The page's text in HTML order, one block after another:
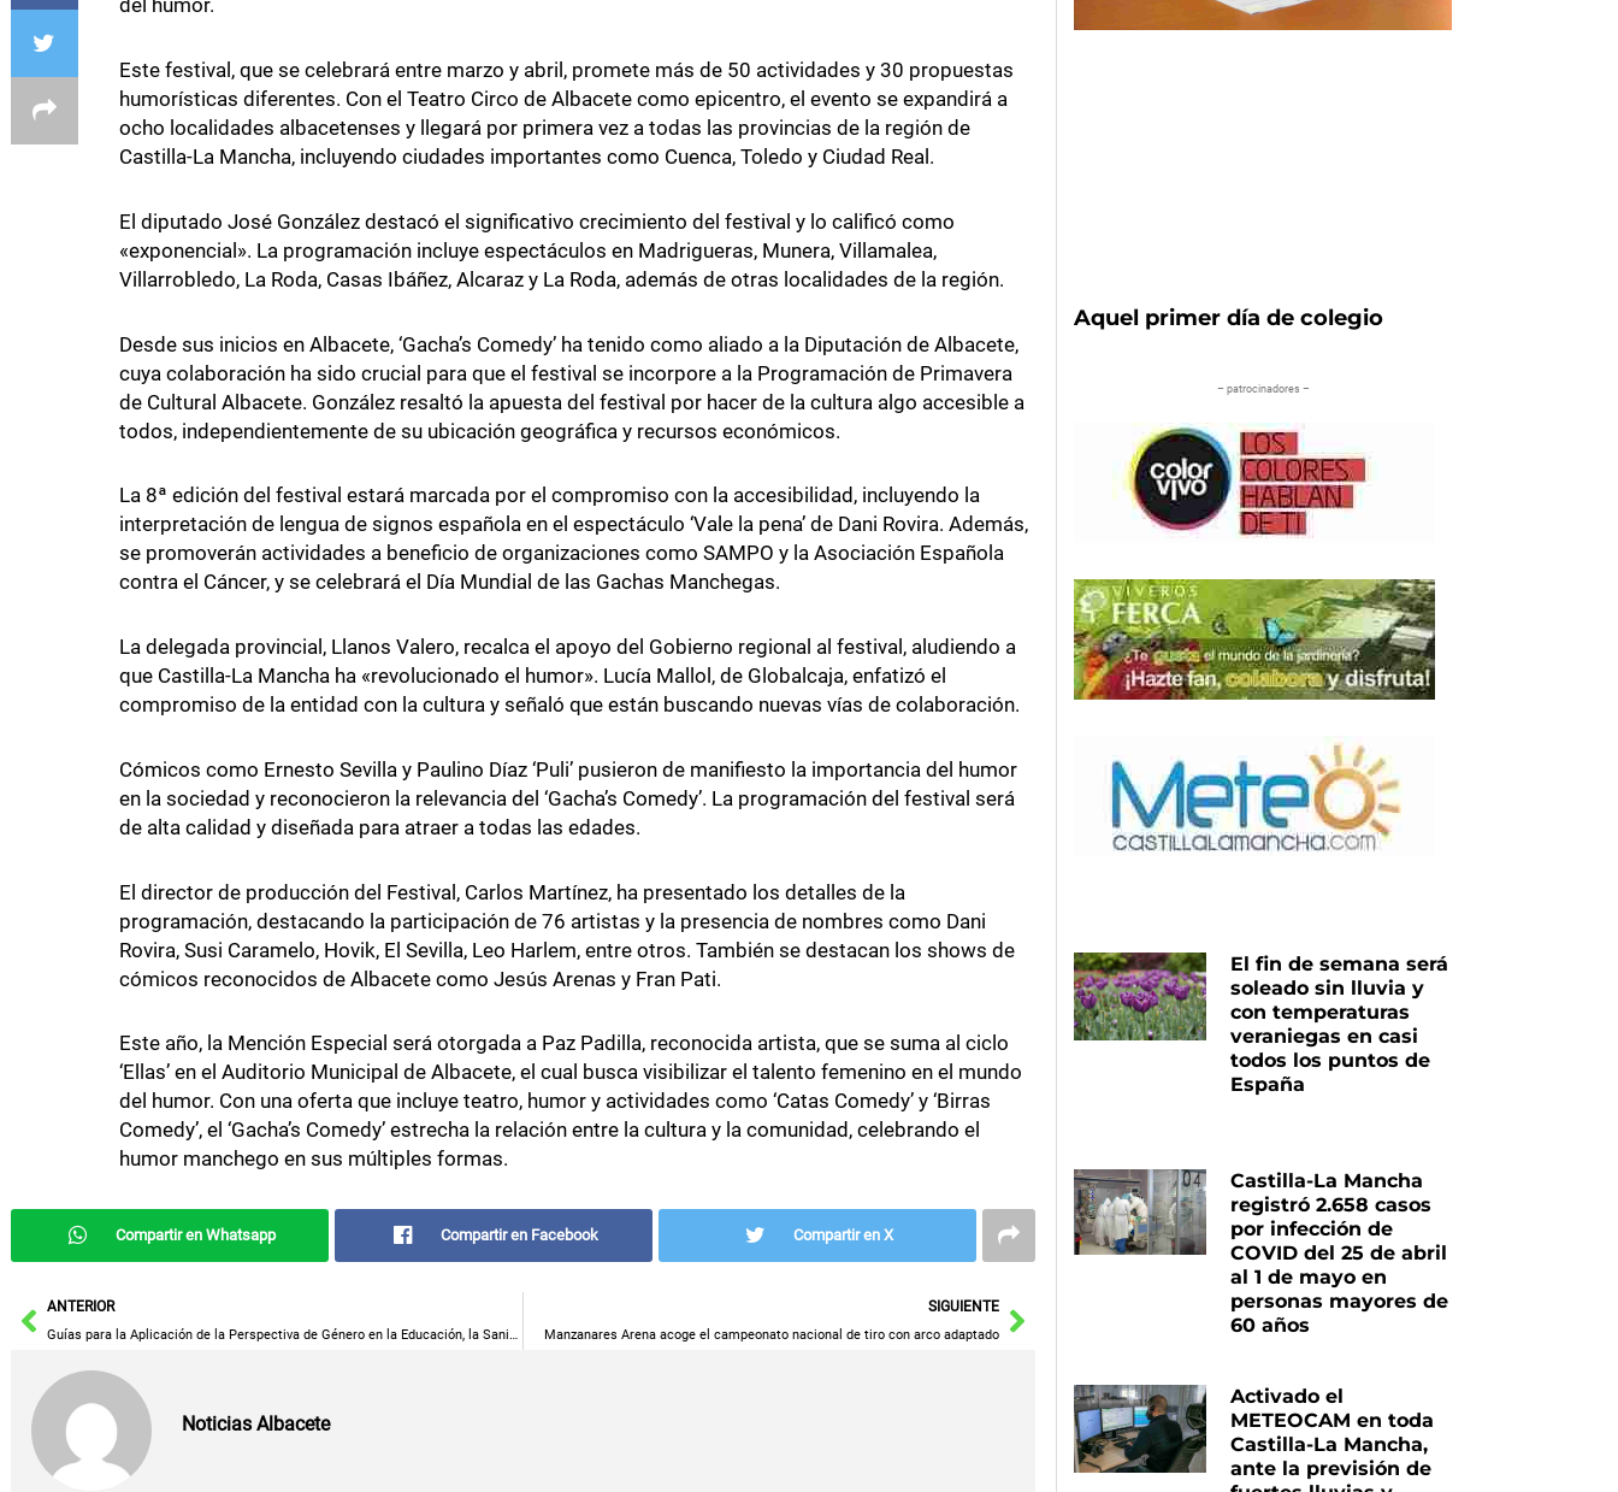
del humor.
Este festival, que se celebrará entre marzo y abril, promete más de 50 actividades y 30 propuestas
humorísticas diferentes. Con el Teatro Circo de Albacete como epicentro, el evento se expandirá a
ocho localidades albacetenses y llegará por primera vez a todas las provincias de la región de
Castilla-La Mancha, incluyendo ciudades importantes como Cuenca, Toledo y Ciudad Real.
El diputado José González destacó el significativo crecimiento del festival y lo calificó como
«exponencial». La programación incluye espectáculos en Madrigueras, Munera, Villamalea,
Villarrobledo, La Roda, Casas Ibáñez, Alcaraz y La Roda, además de otras localidades de la región.
Desde sus inicios en Albacete, ‘Gacha’s Comedy’ ha tenido como aliado a la Diputación de Albacete,
cuya colaboración ha sido crucial para que el festival se incorpore a la Programación de Primavera
de Cultural Albacete. González resaltó la apuesta del festival por hacer de la cultura algo accesible a
todos, independientemente de su ubicación geográfica y recursos económicos.
La 8ª edición del festival estará marcada por el compromiso con la accesibilidad, incluyendo la
interpretación de lengua de signos española en el espectáculo ‘Vale la pena’ de Dani Rovira. Además,
se promoverán actividades a beneficio de organizaciones como SAMPO y la Asociación Española
contra el Cáncer, y se celebrará el Día Mundial de las Gachas Manchegas.
La delegada provincial, Llanos Valero, recalca el apoyo del Gobierno regional al festival, aludiendo a
que Castilla-La Mancha ha «revolucionado el humor». Lucía Mallol, de Globalcaja, enfatizó el
compromiso de la entidad con la cultura y señaló que están buscando nuevas vías de colaboración.
Cómicos como Ernesto Sevilla y Paulino Díaz ‘Puli’ pusieron de manifiesto la importancia del humor
en la sociedad y reconocieron la relevancia del ‘Gacha’s Comedy’. La programación del festival será
de alta calidad y diseñada para atraer a todas las edades.
El director de producción del Festival, Carlos Martínez, ha presentado los detalles de la
programación, destacando la participación de 76 artistas y la presencia de nombres como Dani
Rovira, Susi Caramelo, Hovik, El Sevilla, Leo Harlem, entre otros. También se destacan los shows de
cómicos reconocidos de Albacete como Jesús Arenas y Fran Pati.
Este año, la Mención Especial será otorgada a Paz Padilla, reconocida artista, que se suma al ciclo
‘Ellas’ en el Auditorio Municipal de Albacete, el cual busca visibilizar el talento femenino en el mundo
del humor. Con una oferta que incluye teatro, humor y actividades como ‘Catas Comedy’ y ‘Birras
Comedy’, el ‘Gacha’s Comedy’ estrecha la relación entre la cultura y la comunidad, celebrando el
humor manchego en sus múltiples formas.
Compartir en Whatsapp Compartir en Facebook Compartir en X
AntANTERIOR
Guías para la Aplicación de la Perspectiva de Género en la Educación, la Sanidad y las Administraciones Públicas
SIGUIENTE
Manzanares Arena acoge el campeonato nacional de tiro con arco adaptado
Siguiente
Noticias Albacete
Aquel primer día de colegio
– patrocinadores –
El fin de semana será
soleado sin lluvia y
con temperaturas
veraniegas en casi
todos los puntos de
España
Castilla-La Mancha
registró 2.658 casos
por infección de
COVID del 25 de abril
al 1 de mayo en
personas mayores de
60 años
Activado el
METEOCAM en toda
Castilla-La Mancha,
ante la previsión de